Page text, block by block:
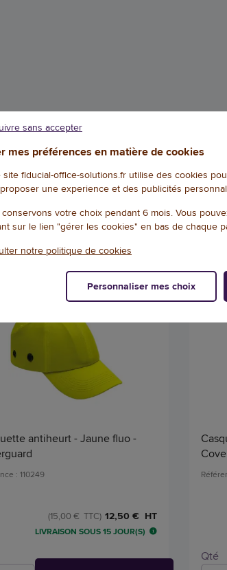
Protection de
antiheurt - Jaune fluo -
: 110249
12,50 € HT
(15,00 € TTC)
LIVRAISON SOUS 15 JOUR(S)
Qté
mes préférences en matière de cookies
site fiducial-office-solutions.fr utilise des cookies
une experience et des publicités
votre choix pendant 6 mois. Vous
sur le lien "gérer les cookies" en bas de chaque
notre politique de cookies
sans accepter
Personnaliser mes choix